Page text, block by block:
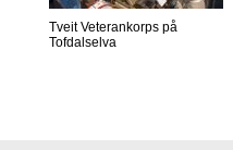
Tveit Veterankorps på
Tofdalselva